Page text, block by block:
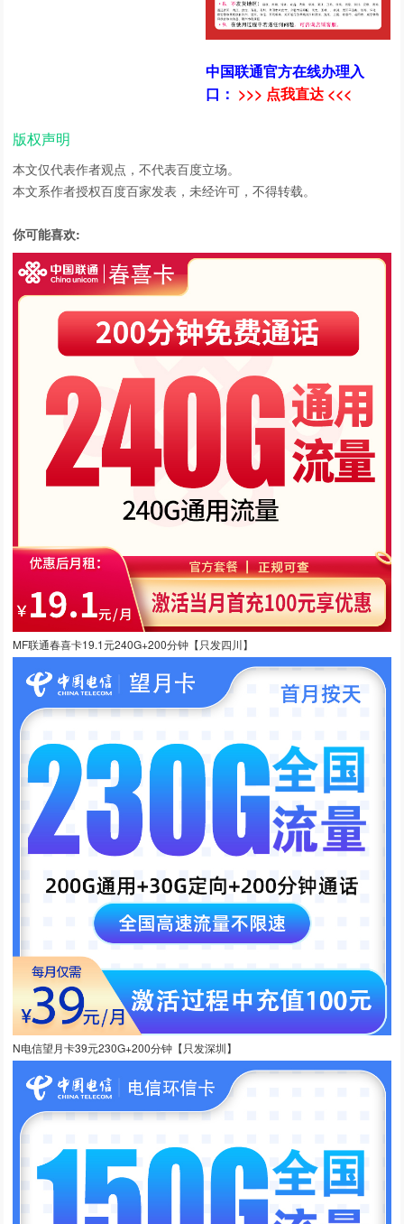
中国联通官方在线办理入
口： >>> 点我直达 <<<
版权声明
本文仅代表作者观点，不代表百度立场。
本文系作者授权百度百家发表，未经许可，不得转载。
你可能喜欢:
MF联通春喜卡19.1元240G+200分钟【只发四川】
N电信望月卡39元230G+200分钟【只发深圳】